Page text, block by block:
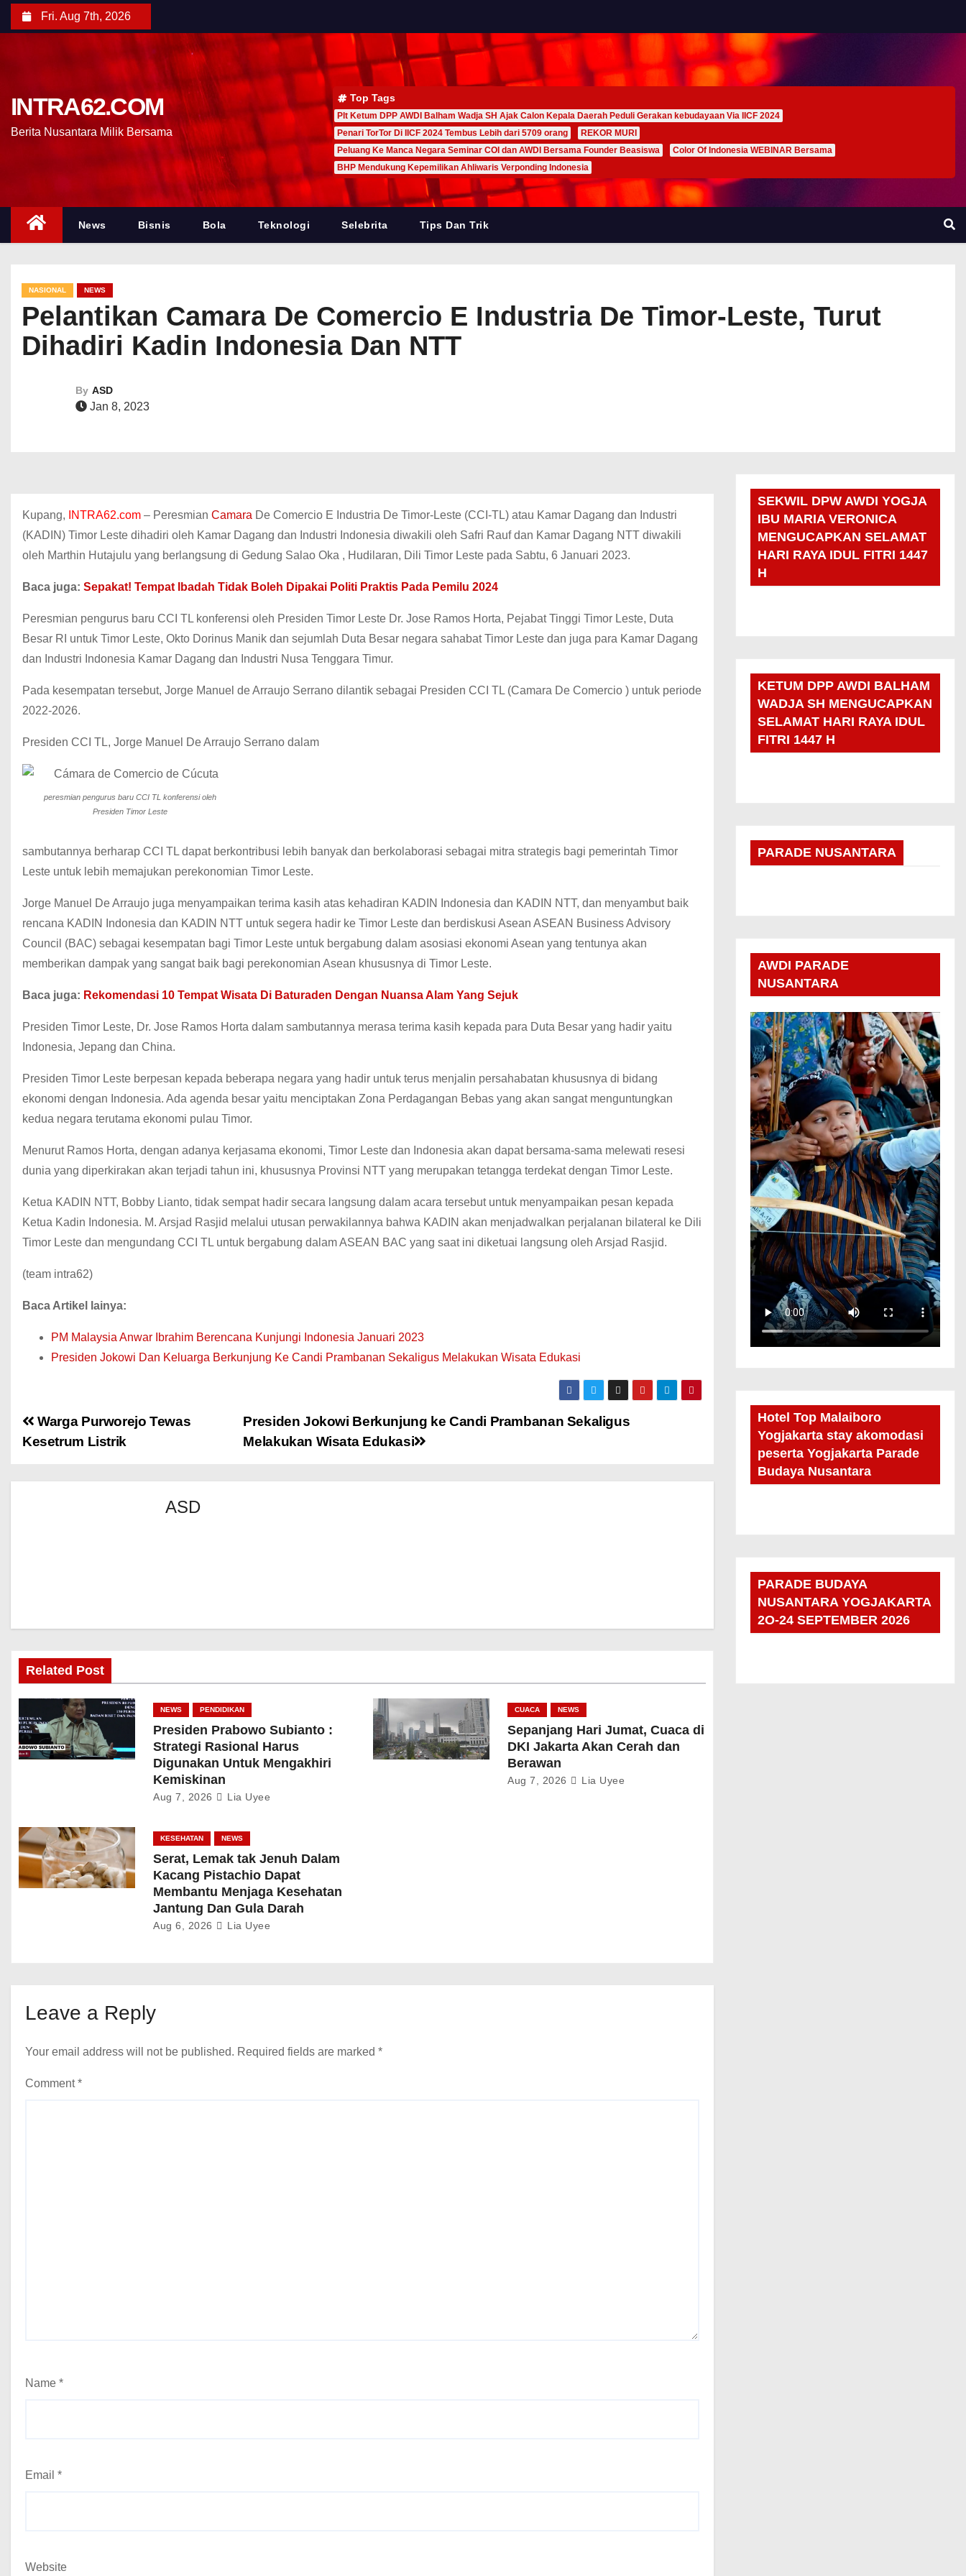
Fri. Aug 7th, 2026
INTRA62.COM
Berita Nusantara Milik Bersama
Top Tags
Plt Ketum DPP AWDI Balham Wadja SH Ajak Calon Kepala Daerah Peduli Gerakan kebudayaan Via IICF 2024
Penari TorTor Di IICF 2024 Tembus Lebih dari 5709 orang
REKOR MURI
Peluang Ke Manca Negara Seminar COI dan AWDI Bersama Founder Beasiswa
Color Of Indonesia WEBINAR Bersama
BHP Mendukung Kepemilikan Ahliwaris Verponding Indonesia
News Bisnis Bola Teknologi Selebrita Tips Dan Trik
NASIONAL NEWS
Pelantikan Camara De Comercio E Industria De Timor-Leste, Turut
Dihadiri Kadin Indonesia Dan NTT
By ASD
Jan 8, 2023
Kupang, INTRA62.com – Peresmian Camara De Comercio E Industria De Timor-Leste (CCI-TL) atau Kamar Dagang dan Industri
(KADIN) Timor Leste dihadiri oleh Kamar Dagang dan Industri Indonesia diwakili oleh Safri Rauf dan Kamar Dagang NTT diwakili
oleh Marthin Hutajulu yang berlangsung di Gedung Salao Oka , Hudilaran, Dili Timor Leste pada Sabtu, 6 Januari 2023.
Baca juga: Sepakat! Tempat Ibadah Tidak Boleh Dipakai Politi Praktis Pada Pemilu 2024
Peresmian pengurus baru CCI TL konferensi oleh Presiden Timor Leste Dr. Jose Ramos Horta, Pejabat Tinggi Timor Leste, Duta
Besar RI untuk Timor Leste, Okto Dorinus Manik dan sejumlah Duta Besar negara sahabat Timor Leste dan juga para Kamar Dagang
dan Industri Indonesia Kamar Dagang dan Industri Nusa Tenggara Timur.
Pada kesempatan tersebut, Jorge Manuel de Arraujo Serrano dilantik sebagai Presiden CCI TL (Camara De Comercio ) untuk periode
2022-2026.
Presiden CCI TL, Jorge Manuel De Arraujo Serrano dalam
peresmian pengurus baru CCI TL konferensi oleh
Presiden Timor Leste
sambutannya berharap CCI TL dapat berkontribusi lebih banyak dan berkolaborasi sebagai mitra strategis bagi pemerintah Timor
Leste untuk lebih memajukan perekonomian Timor Leste.
Jorge Manuel De Arraujo juga menyampaikan terima kasih atas kehadiran KADIN Indonesia dan KADIN NTT, dan menyambut baik
rencana KADIN Indonesia dan KADIN NTT untuk segera hadir ke Timor Leste dan berdiskusi Asean ASEAN Business Advisory
Council (BAC) sebagai kesempatan bagi Timor Leste untuk bergabung dalam asosiasi ekonomi Asean yang tentunya akan
memberikan dampak yang sangat baik bagi perekonomian Asean khususnya di Timor Leste.
Baca juga: Rekomendasi 10 Tempat Wisata Di Baturaden Dengan Nuansa Alam Yang Sejuk
Presiden Timor Leste, Dr. Jose Ramos Horta dalam sambutannya merasa terima kasih kepada para Duta Besar yang hadir yaitu
Indonesia, Jepang dan China.
Presiden Timor Leste berpesan kepada beberapa negara yang hadir untuk terus menjalin persahabatan khususnya di bidang
ekonomi dengan Indonesia. Ada agenda besar yaitu menciptakan Zona Perdagangan Bebas yang akan sangat menguntungkan
kedua negara terutama ekonomi pulau Timor.
Menurut Ramos Horta, dengan adanya kerjasama ekonomi, Timor Leste dan Indonesia akan dapat bersama-sama melewati resesi
dunia yang diperkirakan akan terjadi tahun ini, khususnya Provinsi NTT yang merupakan tetangga terdekat dengan Timor Leste.
Ketua KADIN NTT, Bobby Lianto, tidak sempat hadir secara langsung dalam acara tersebut untuk menyampaikan pesan kepada
Ketua Kadin Indonesia. M. Arsjad Rasjid melalui utusan perwakilannya bahwa KADIN akan menjadwalkan perjalanan bilateral ke Dili
Timor Leste dan mengundang CCI TL untuk bergabung dalam ASEAN BAC yang saat ini diketuai langsung oleh Arsjad Rasjid.
(team intra62)
Baca Artikel lainya:
PM Malaysia Anwar Ibrahim Berencana Kunjungi Indonesia Januari 2023
Presiden Jokowi Dan Keluarga Berkunjung Ke Candi Prambanan Sekaligus Melakukan Wisata Edukasi
Presiden Jokowi Berkunjung ke Candi Prambanan Sekaligus
Melakukan Wisata Edukasi
Warga Purworejo Tewas
Kesetrum Listrik
ASD
Related Post
NEWS PENDIDIKAN
Presiden Prabowo Subianto :
Strategi Rasional Harus
Digunakan Untuk Mengakhiri
Kemiskinan
Aug 7, 2026 Lia Uyee
CUACA NEWS
Sepanjang Hari Jumat, Cuaca di
DKI Jakarta Akan Cerah dan
Berawan
Aug 7, 2026 Lia Uyee
KESEHATAN NEWS
Serat, Lemak tak Jenuh Dalam
Kacang Pistachio Dapat
Membantu Menjaga Kesehatan
Jantung Dan Gula Darah
Aug 6, 2026 Lia Uyee
Leave a Reply
Your email address will not be published. Required fields are marked *
Comment*
Name *
Email *
Website
SEKWIL DPW AWDI YOGJA
IBU MARIA VERONICA
MENGUCAPKAN SELAMAT
HARI RAYA IDUL FITRI 1447
H
KETUM DPP AWDI BALHAM
WADJA SH MENGUCAPKAN
SELAMAT HARI RAYA IDUL
FITRI 1447 H
PARADE NUSANTARA
AWDI PARADE
NUSANTARA
Hotel Top Malaiboro
Yogjakarta stay akomodasi
peserta Yogjakarta Parade
Budaya Nusantara
PARADE BUDAYA
NUSANTARA YOGJAKARTA
2O-24 SEPTEMBER 2026